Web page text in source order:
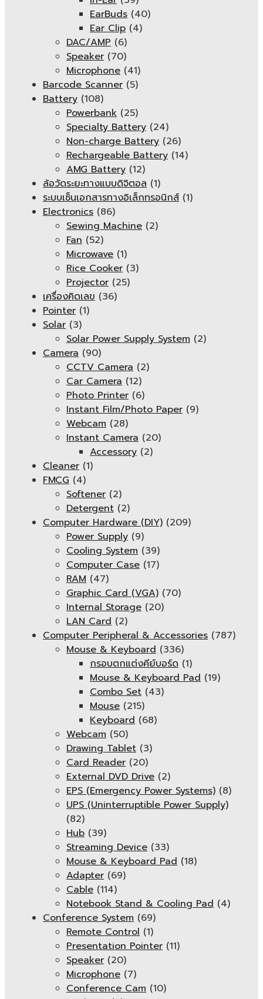
EarBuds (40)
Ear Clip (4)
DAC/AMP (6)
Speaker (70)
Microphone (41)
Barcode Scanner (5)
Battery (108)
Powerbank (25)
Specialty Battery (24)
Non-charge Battery (26)
Rechargeable Battery (14)
AMG Battery (12)
ล้อวัดระยะทางแบบดิจิตอล (1)
ระบบเซ็นเอกสารทางอิเล็กทรอนิกส์ (1)
Electronics (86)
Sewing Machine (2)
Fan (52)
Microwave (1)
Rice Cooker (3)
Projector (25)
เครื่องคิดเลข (36)
Pointer (1)
Solar (3)
Solar Power Supply System (2)
Camera (90)
CCTV Camera (2)
Car Camera (12)
Photo Printer (6)
Instant Film/Photo Paper (9)
Webcam (28)
Instant Camera (20)
Accessory (2)
Cleaner (1)
FMCG (4)
Softener (2)
Detergent (2)
Computer Hardware (DIY) (209)
Power Supply (9)
Cooling System (39)
Computer Case (17)
RAM (47)
Graphic Card (VGA) (70)
Internal Storage (20)
LAN Card (2)
Computer Peripheral & Accessories (787)
Mouse & Keyboard (336)
กรอบตกแต่งคีย์บอร์ด (1)
Mouse & Keyboard Pad (19)
Combo Set (43)
Mouse (215)
Keyboard (68)
Webcam (50)
Drawing Tablet (3)
Card Reader (20)
External DVD Drive (2)
EPS (Emergency Power Systems) (8)
UPS (Uninterruptible Power Supply)
(82)
Hub (39)
Streaming Device (33)
Mouse & Keyboard Pad (18)
Adapter (69)
Cable (114)
Notebook Stand & Cooling Pad (4)
Conference System (69)
Remote Control (1)
Presentation Pointer (11)
Speaker (20)
Microphone (7)
Conference Cam (10)